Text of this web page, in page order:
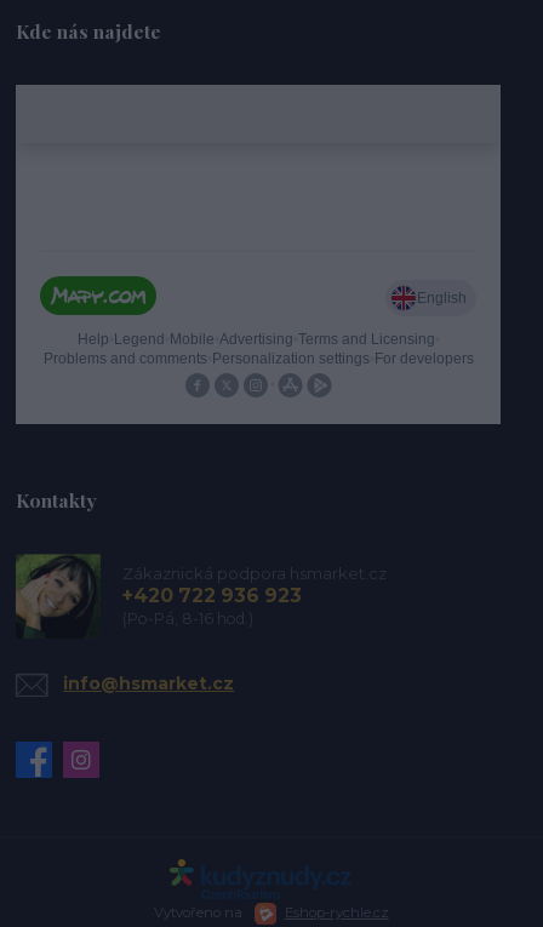
Kde nás najdete
Kontakty
Zákaznická podpora hsmarket.cz
+420 722 936 923
(Po-Pá, 8-16 hod.)
info@hsmarket.cz
Vytvořeno na Eshop-rychle.cz